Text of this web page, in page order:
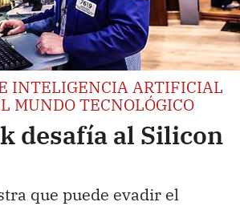
INTELIGENCIA ARTIFICIAL
MUNDO TECNOLÓGICO
desafía al Silicon
que puede evadir el